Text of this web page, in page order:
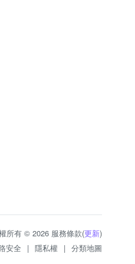
所有 © 2026 服務條款(更新)
安全 | 隱私權 | 分類地圖